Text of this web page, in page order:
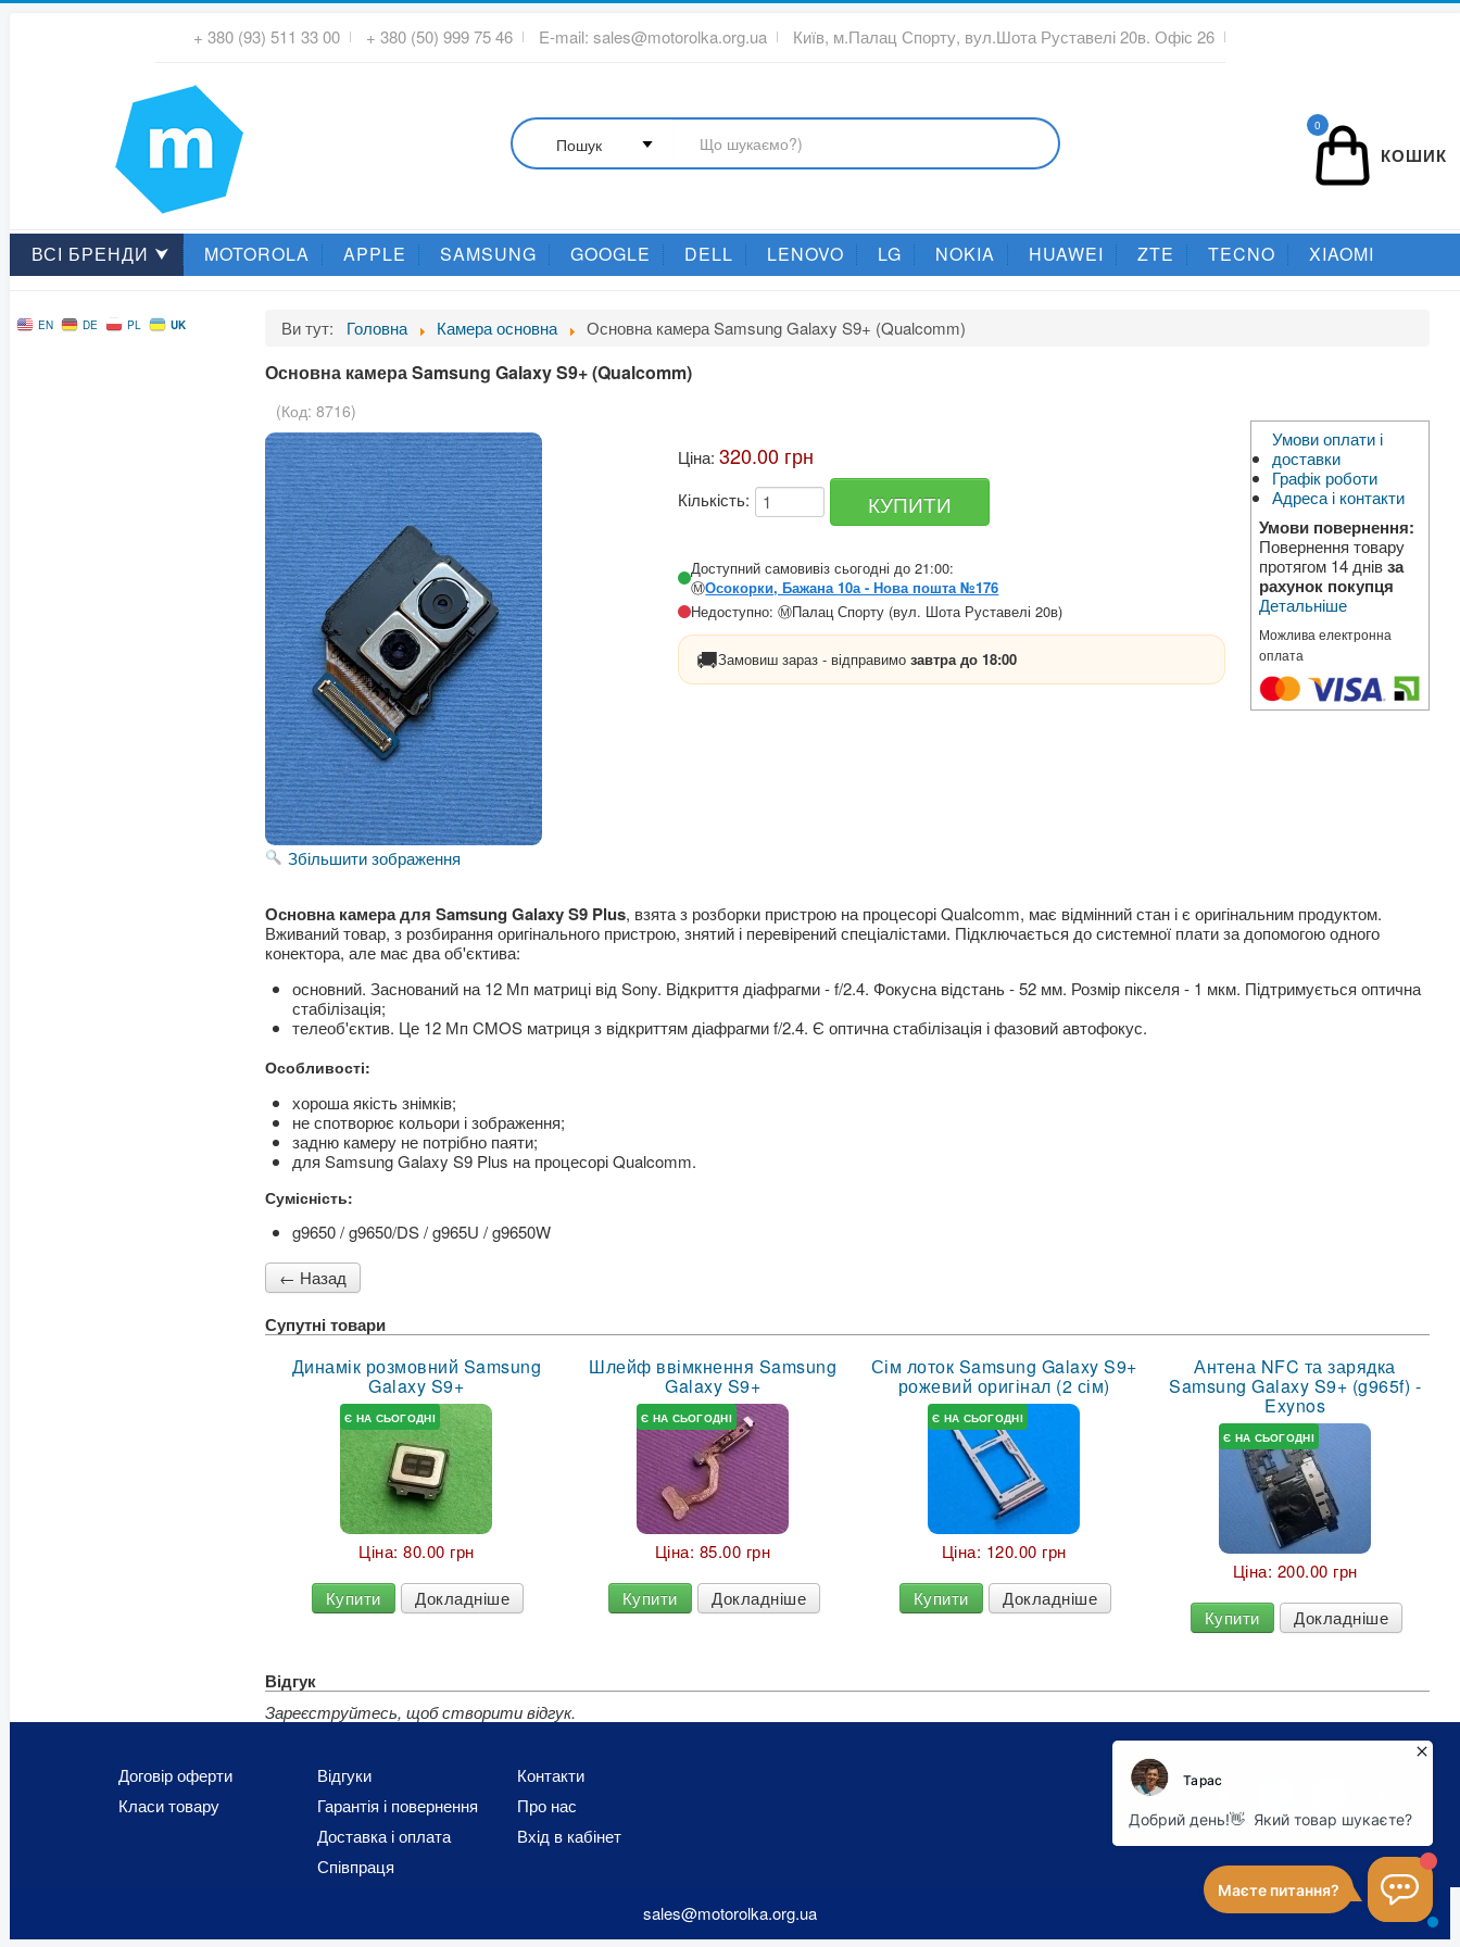
+ 380 (93) 511 33 00 + 380 (50) 999 75 46 E-mail: sales@motorolka.org.ua Київ, м.Палац Спорту, вул.Шота Руставелі 20в. Офіс 26
0
КОШИК
ВСІ БРЕНДИ ⮟ MOTOROLA APPLE SAMSUNG GOOGLE DELL LENOVO LG NOKIA HUAWEI ZTE TECNO XIAOMI
EN DE PL UK Ви тут: Головна Камера основна Основна камера Samsung Galaxy S9+ (Qualcomm)
Основна камера Samsung Galaxy S9+ (Qualcomm)
(Код: 8716)
Збільшити зображення
Ціна:320.00 грн
Кількість:
Доступний самовивіз сьогодні до 21:00:
Ⓜ️Осокорки, Бажана 10а - Нова пошта №176
Недоступно: Ⓜ️Палац Спорту (вул. Шота Руставелі 20в)
🚚Замовиш зараз - відправимозавтра до 18:00
Умови оплати і
доставки
Графік роботи
Адреса і контакти
Умови повернення:
Повернення товару
протягом 14 днівза
рахунок покупця
Детальніше
Можлива електронна
оплата
Основна камера для Samsung Galaxy S9 Plus, взята з розборки пристрою на процесорі Qualcomm, має відмінний стан і є оригінальним продуктом.
Вживаний товар, з розбирання оригінального пристрою, знятий і перевірений спеціалістами. Підключається до системної плати за допомогою одного
конектора, але має два об'єктива:
основний. Заснований на 12 Мп матриці від Sony. Відкриття діафрагми - f/2.4. Фокусна відстань - 52 мм. Розмір пікселя - 1 мкм. Підтримується оптична
стабілізація;
телеоб'єктив. Це 12 Мп CMOS матриця з відкриттям діафрагми f/2.4. Є оптична стабілізація і фазовий автофокус.
Особливості:
хороша якість знімків;
не спотворює кольори і зображення;
задню камеру не потрібно паяти;
для Samsung Galaxy S9 Plus на процесорі Qualcomm.
Сумісність:
g9650 / g9650/DS / g965U / g9650W
Супутні товари
Динамік розмовний Samsung
Galaxy S9+
Є НА СЬОГОДНІ
Ціна: 80.00 грн
Купити Докладніше
Шлейф ввімкнення Samsung
Galaxy S9+
Є НА СЬОГОДНІ
Ціна: 85.00 грн
Купити Докладніше
Сім лоток Samsung Galaxy S9+
рожевий оригінал (2 сім)
Є НА СЬОГОДНІ
Ціна: 120.00 грн
Купити Докладніше
Антена NFC та зарядка
Samsung Galaxy S9+ (g965f) -
Exynos
Є НА СЬОГОДНІ
Ціна: 200.00 грн
Купити Докладніше
Відгук
Зареєструйтесь, щоб створити відгук.
Договір оферти
Класи товару
Відгуки
Гарантія і повернення
Доставка і оплата
Співпраця
Контакти
Про нас
Вхід в кабінет
sales@motorolka.org.ua